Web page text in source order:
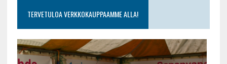
TERVETULOA VERKKOKAUPPAAMME ALLA!